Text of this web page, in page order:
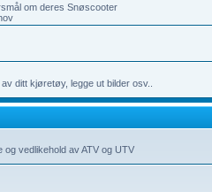
om deres Snøscooter
ditt kjøretøy, legge ut bilder osv..
vedlikehold av ATV og UTV